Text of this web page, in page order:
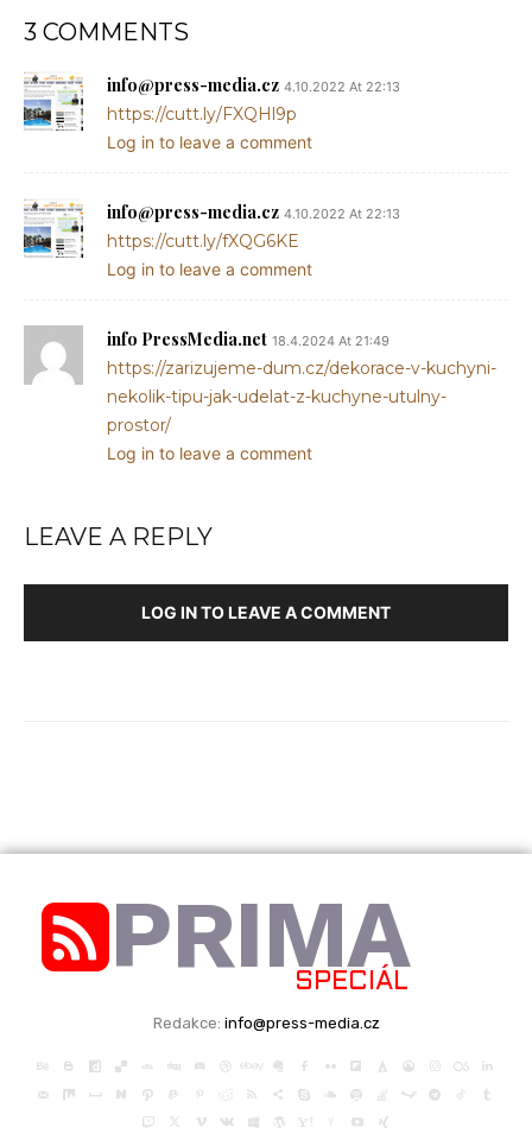
3 COMMENTS
info@press-media.cz 4.10.2022 At 22:13
https://cutt.ly/FXQHl9p
Log in to leave a comment
info@press-media.cz 4.10.2022 At 22:13
https://cutt.ly/fXQG6KE
Log in to leave a comment
info PressMedia.net 18.4.2024 At 21:49
https://zarizujeme-dum.cz/dekorace-v-kuchyni-
nekolik-tipu-jak-udelat-z-kuchyne-utulny-
prostor/
Log in to leave a comment
LEAVE A REPLY
LOG IN TO LEAVE A COMMENT
PRIMA
SPECIÁL
Redakce: info@press-media.cz